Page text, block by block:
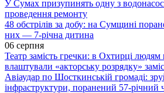
У Сумах призупинять одну з
проведення ремонту
48 обстрілів за добу: на Сумщині
них — 7-річна дитина
06 серпня
Театр замість гречки: в Охтирці людям
влаштували «акторську розрядку»
Авіаудар по Шосткинській громаді:
інфраструктури, поранений 57-річний